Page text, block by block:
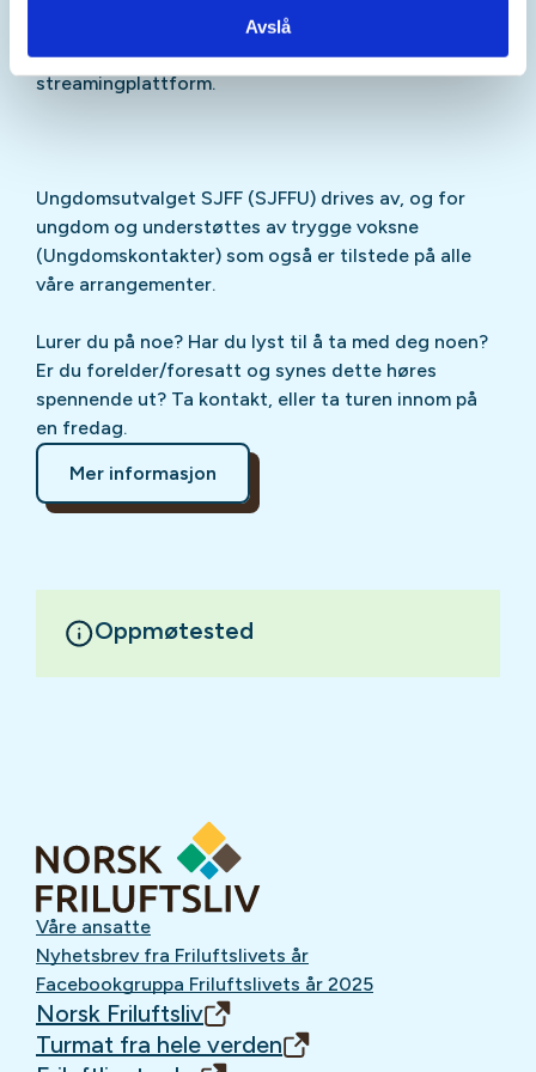
Avslå
påInstagram
TikTokog vår egenpodcastpå din favoritt-
streamingplattform.
Ungdomsutvalget SJFF (SJFFU) drives av, og for
ungdom og understøttes av trygge voksne
(Ungdomskontakter) som også er tilstede på alle
våre arrangementer.
Lurer du på noe? Har du lyst til å ta med deg noen?
Er du forelder/foresatt og synes dette høres
spennende ut? Ta kontakt, eller ta turen innom på
en fredag.
Mer informasjon
Oppmøtested
Våre ansatte
Nyhetsbrev fra Friluftslivets år
Facebookgruppa Friluftslivets år 2025
Norsk Friluftsliv
Turmat fra hele verden